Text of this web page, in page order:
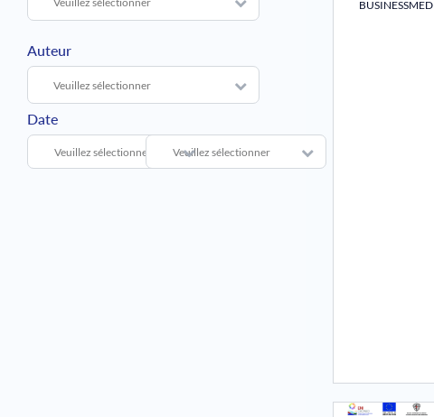
Auteur
Date
Veuillez sélectionner Veuillez sélectionner
BUSINESSMED